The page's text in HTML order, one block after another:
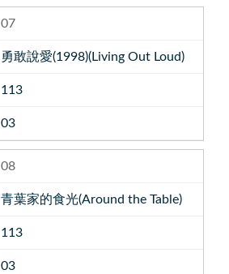
07
勇敢說愛(1998)(Living Out Loud)
113
03
08
青葉家的食光(Around the Table)
113
03